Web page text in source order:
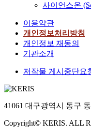
사이언스온
이용약관
개인정보처리방침
개인정보 재동의
기관소개
저작물 게시중단요
41061 대구광역시 동구
Copyright© KERIS. ALL